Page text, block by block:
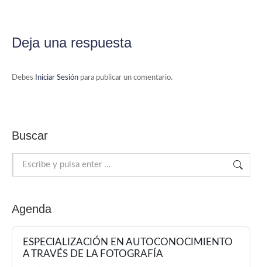
Deja una respuesta
Debes Iniciar Sesión para publicar un comentario.
Buscar
Buscar:
Agenda
ESPECIALIZACIÓN EN AUTOCONOCIMIENTO
A TRAVÉS DE LA FOTOGRAFÍA